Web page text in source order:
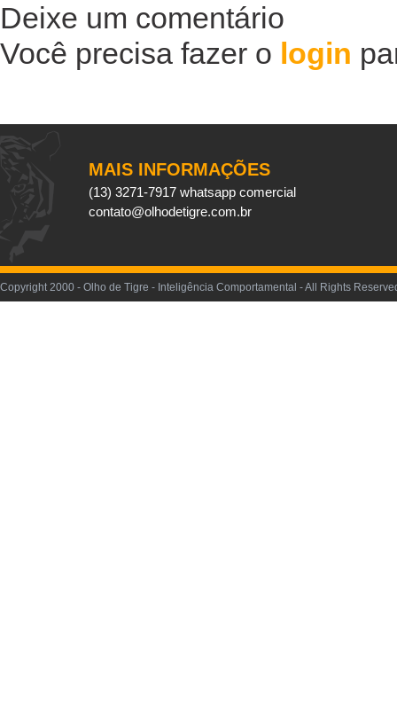
Deixe um comentário
Você precisa fazer o login
MAIS INFORMAÇÕES
(13) 3271-7917 whatsapp comercial
contato@olhodetigre.com.br
Copyright 2000 - Olho de Tigre - Inteligência Comportamental - All Rights